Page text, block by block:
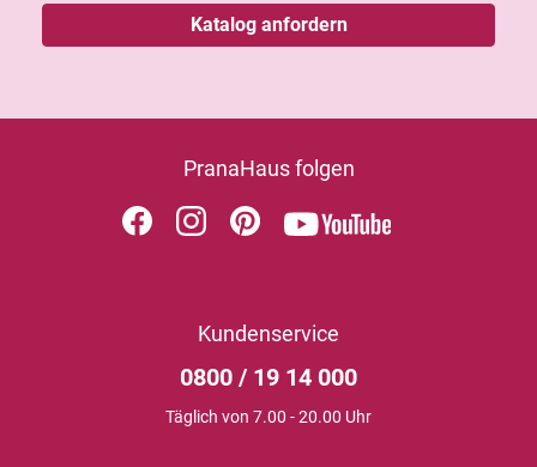
Katalog anfordern
PranaHaus folgen
Kundenservice
0800 / 19 14 000
Täglich von 7.00 - 20.00 Uhr